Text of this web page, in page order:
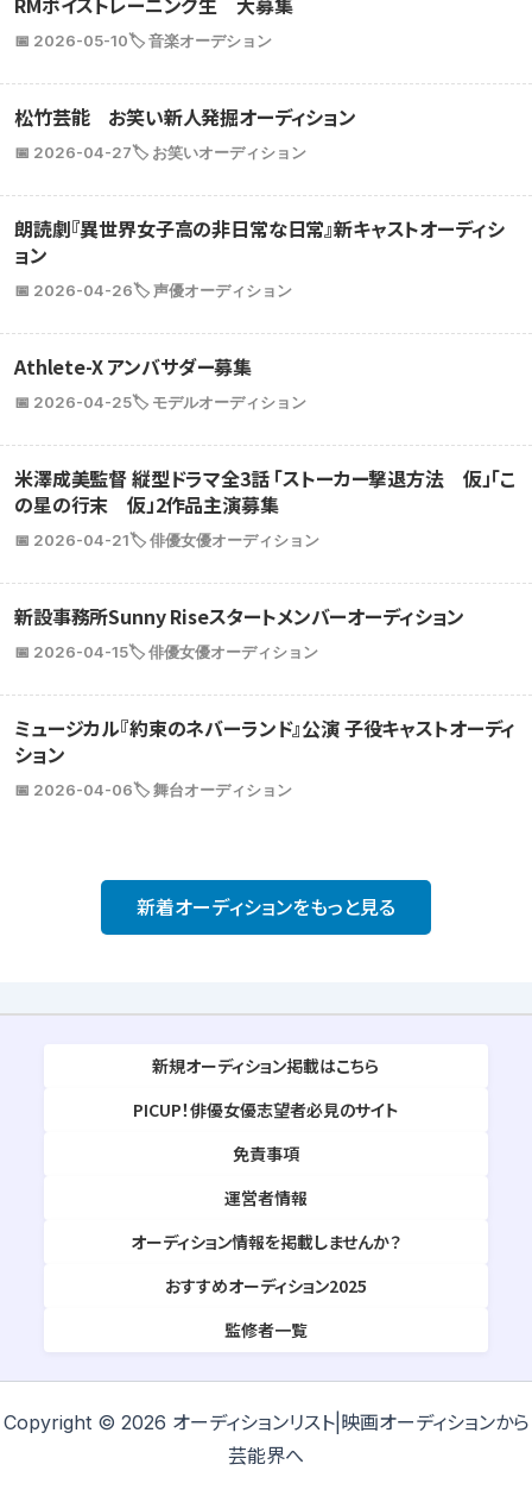
📅 2026-05-10🏷️ 音楽オーデション
松竹芸能 お笑い新人発掘オーディション
📅 2026-04-27🏷️ お笑いオーディション
朗読劇『異世界女子高の非日常な日常』新キャストオーディシ
ョン
📅 2026-04-26🏷️ 声優オーディション
Athlete-X アンバサダー募集
📅 2026-04-25🏷️ モデルオーディション
米澤成美監督 縦型ドラマ全3話 「ストーカー撃退方法 仮」「こ
の星の行末 仮」2作品主演募集
📅 2026-04-21🏷️ 俳優女優オーディション
新設事務所Sunny Riseスタートメンバーオーディション
📅 2026-04-15🏷️ 俳優女優オーディション
ミュージカル『約束のネバーランド』公演 子役キャストオーディ
ション
📅 2026-04-06🏷️ 舞台オーディション
新着オーディションをもっと見る
新規オーディション掲載はこちら
PICUP！俳優女優志望者必見のサイト
免責事項
運営者情報
オーディション情報を掲載しませんか？
おすすめオーディション2025
監修者一覧
Copyright © 2026 オーディションリスト|映画オーディションから
芸能界へ